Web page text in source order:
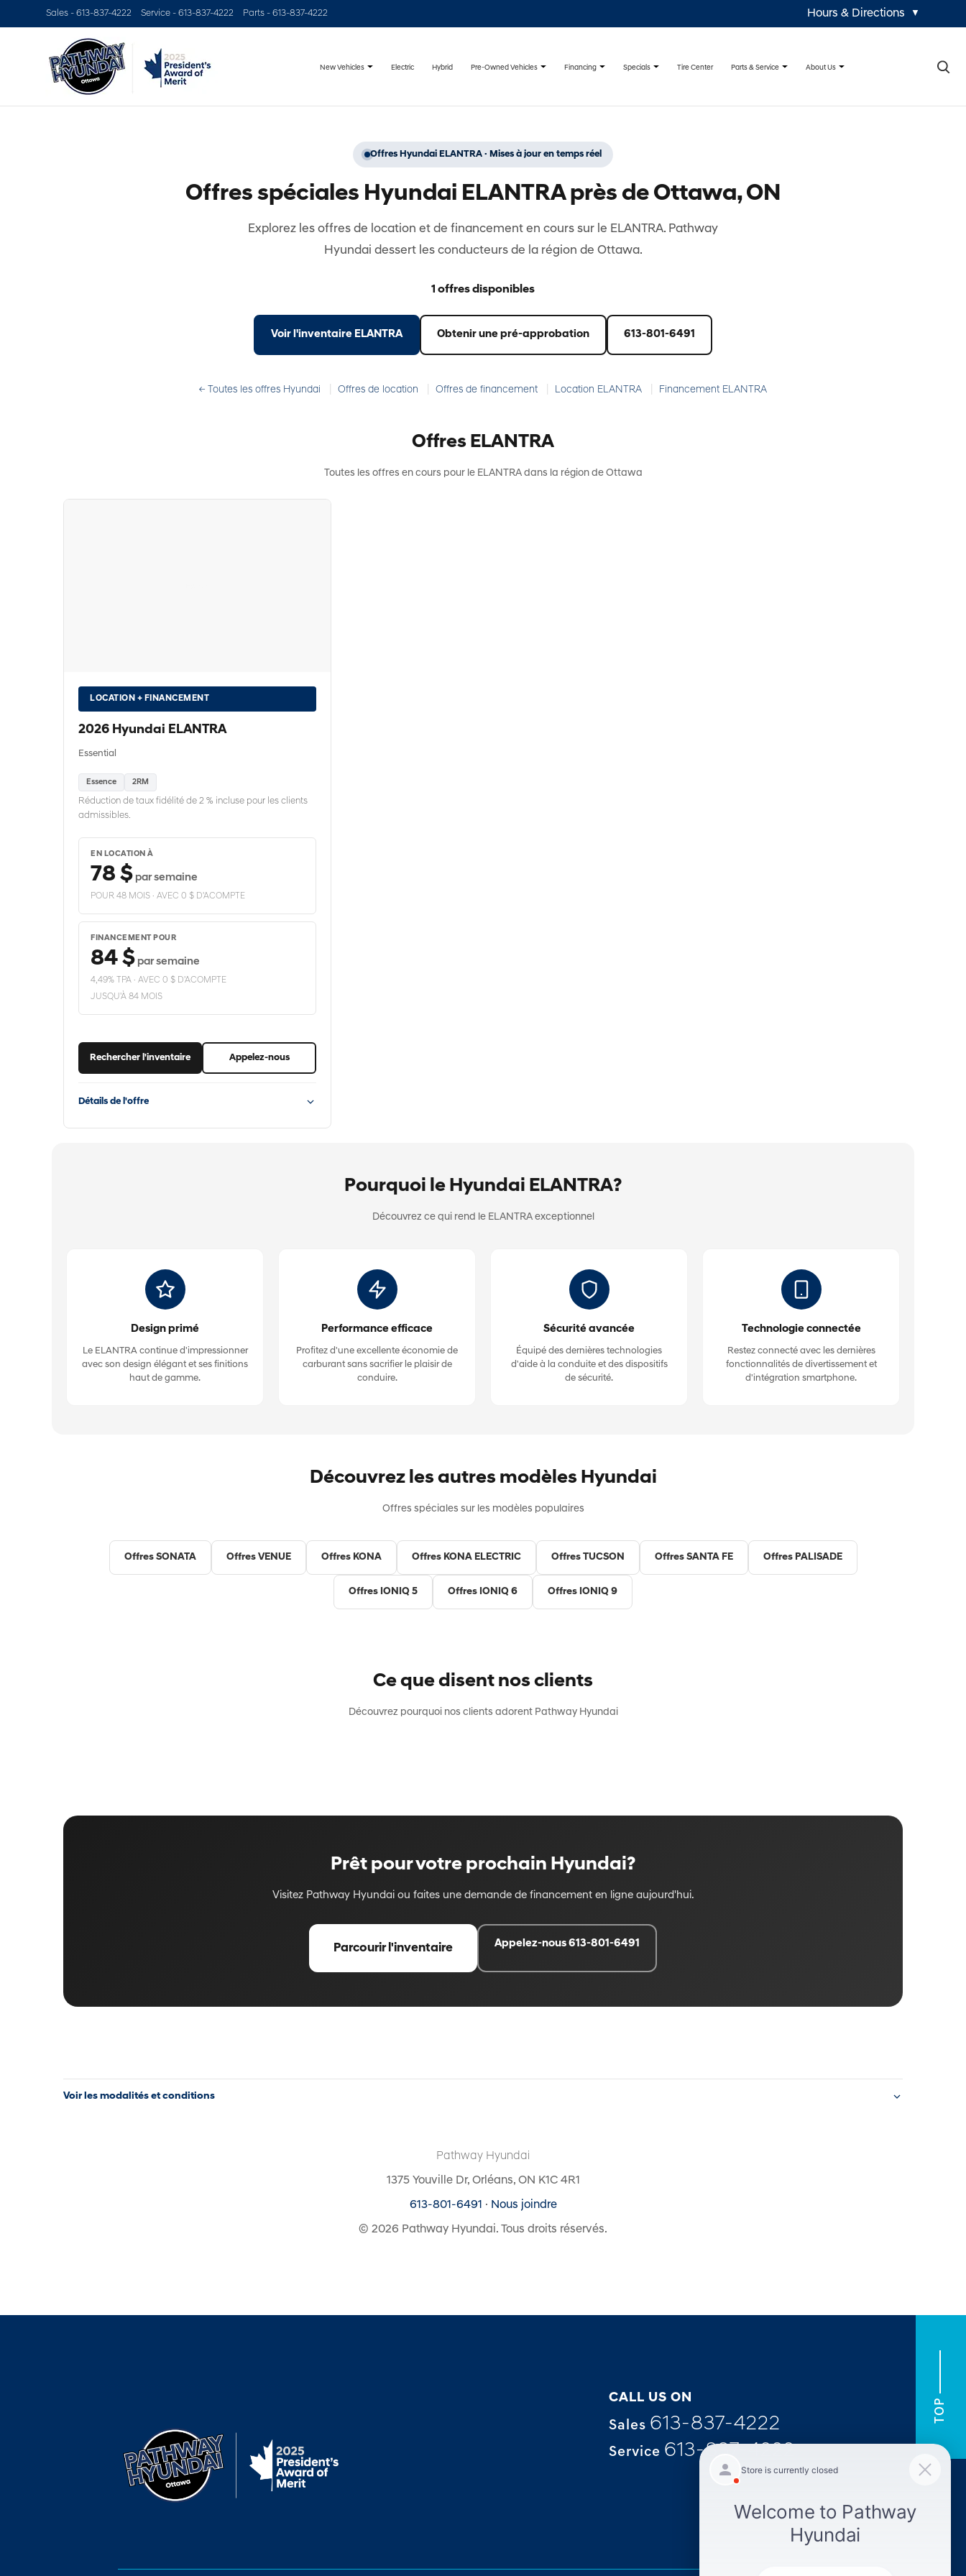
Sales - 613-837-4222 Service - 613-837-4222 Parts - 613-837-4222 Hours & Directions ▼
New Vehicles Electric Hybrid Pre-Owned Vehicles Financing Specials Tire Center Parts & Service About Us ×
Offres Hyundai ELANTRA · Mises à jour en temps réel
Offres spéciales Hyundai ELANTRA près de Ottawa, ON
Explorez les offres de location et de financement en cours sur le ELANTRA. Pathway
Hyundai dessert les conducteurs de la région de Ottawa.
1 offres disponibles
Voir l'inventaire ELANTRA Obtenir une pré-approbation 613-801-6491
← Toutes les offres Hyundai Offres de location Offres de financement Location ELANTRA Financement ELANTRA
Offres ELANTRA
Toutes les offres en cours pour le ELANTRA dans la région de Ottawa
LOCATION + FINANCEMENT
2026 Hyundai ELANTRA
Essential
Essence 2RM
Réduction de taux fidélité de 2 % incluse pour les clients
admissibles.
EN LOCATION À
78 $ par semaine
POUR 48 MOIS · AVEC 0 $ D'ACOMPTE
FINANCEMENT POUR
84 $ par semaine
4,49% TPA · AVEC 0 $ D'ACOMPTE
JUSQU'À 84 MOIS
Rechercher l'inventaire Appelez-nous
Détails de l'offre
Pourquoi le Hyundai ELANTRA?
Découvrez ce qui rend le ELANTRA exceptionnel
Design primé
Le ELANTRA continue d'impressionner
avec son design élégant et ses finitions
haut de gamme.
Performance efficace
Profitez d'une excellente économie de
carburant sans sacrifier le plaisir de
conduire.
Sécurité avancée
Équipé des dernières technologies
d'aide à la conduite et des dispositifs
de sécurité.
Technologie connectée
Restez connecté avec les dernières
fonctionnalités de divertissement et
d'intégration smartphone.
Découvrez les autres modèles Hyundai
Offres spéciales sur les modèles populaires
Offres SONATA Offres VENUE Offres KONA Offres KONA ELECTRIC Offres TUCSON Offres SANTA FE Offres PALISADE
Offres IONIQ 5 Offres IONIQ 6 Offres IONIQ 9
Ce que disent nos clients
Découvrez pourquoi nos clients adorent Pathway Hyundai
Prêt pour votre prochain Hyundai?
Visitez Pathway Hyundai ou faites une demande de financement en ligne aujourd'hui.
Parcourir l'inventaire Appelez-nous 613-801-6491
Voir les modalités et conditions
Pathway Hyundai
1375 Youville Dr, Orléans, ON K1C 4R1
613-801-6491 · Nous joindre
© 2026 Pathway Hyundai. Tous droits réservés.
TOP
CALL US ON
Sales 613-837-4222
Service 613-837-4222